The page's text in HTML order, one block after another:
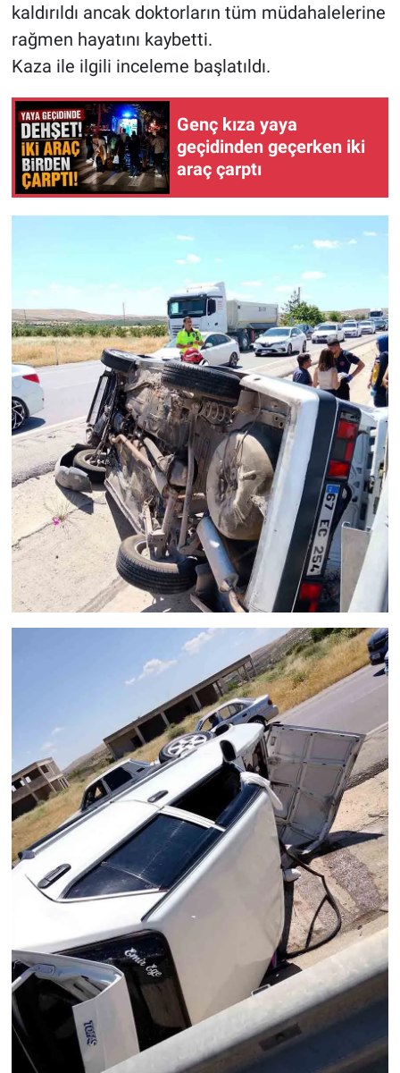
kaldırıldı ancak doktorların tüm müdahalelerine
rağmen hayatını kaybetti.
Kaza ile ilgili inceleme başlatıldı.
Genç kıza yaya
geçidinden geçerken iki
araç çarptı